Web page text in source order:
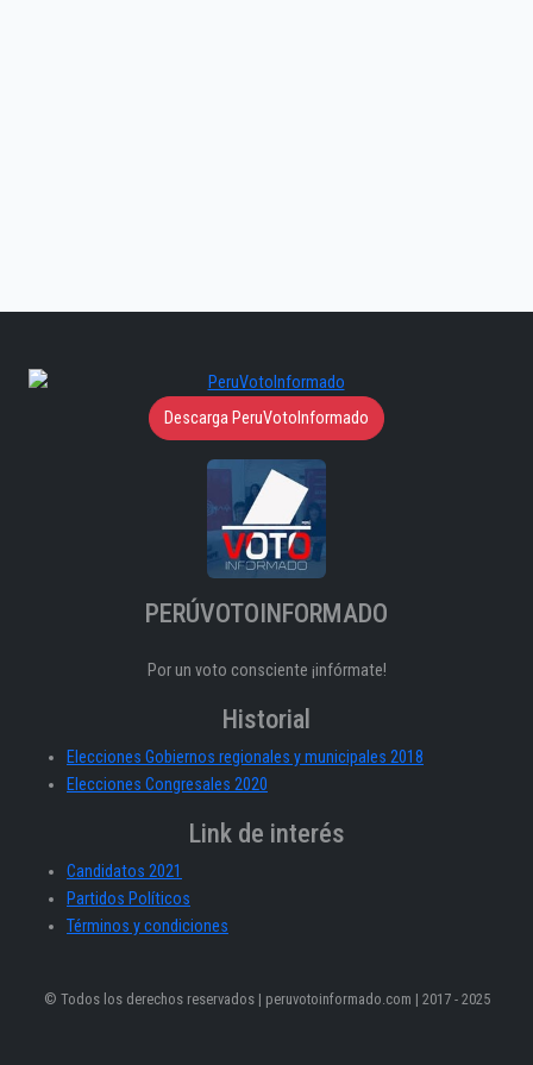
Descarga PeruVotoInformado
PERÚVOTOINFORMADO
Por un voto consciente ¡infórmate!
Historial
Elecciones Gobiernos regionales y municipales 2018
Elecciones Congresales 2020
Link de interés
Candidatos 2021
Partidos Políticos
Términos y condiciones
© Todos los derechos reservados | peruvotoinformado.com | 2017 - 2025